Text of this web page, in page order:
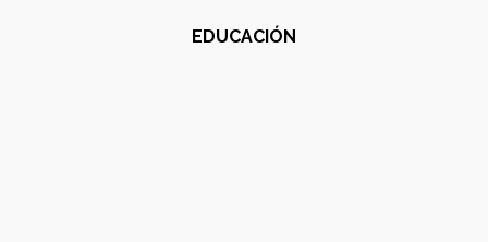
EDUCACIÓN